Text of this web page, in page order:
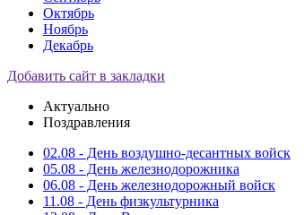
Октябрь
Ноябрь
Декабрь
Добавить сайт в закладки
Актуально
Поздравления
02.08 - День воздушно-десантных войск
05.08 - День железнодорожника
06.08 - День железнодорожный войск
11.08 - День физкультурника